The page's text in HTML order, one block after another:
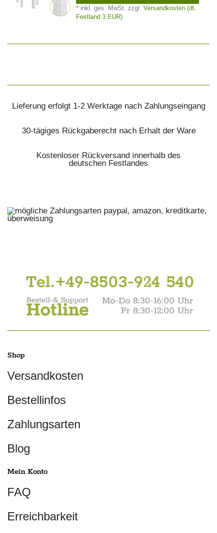
* inkl. ges. MwSt. zzgl.Versandkosten (dt.
Festland 3 EUR)
Lieferung erfolgt 1-2 Werktage nach Zahlungseingang
30-tägiges Rückgaberecht nach Erhalt der Ware
Kostenloser Rückversand innerhalb des
deutschen Festlandes
Shop
Versandkosten
Bestellinfos
Zahlungsarten
Blog
Mein Konto
FAQ
Erreichbarkeit